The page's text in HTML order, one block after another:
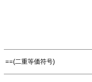
==(二重等価符号)